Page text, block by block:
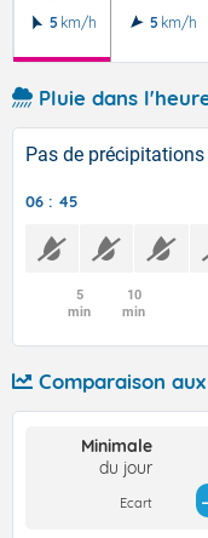
5 km/h 5 km/h
Pluie dans
Pas de précipitations
06 : 45
5
min
10
min
Comparaison
Minimale
du jour
Ecart